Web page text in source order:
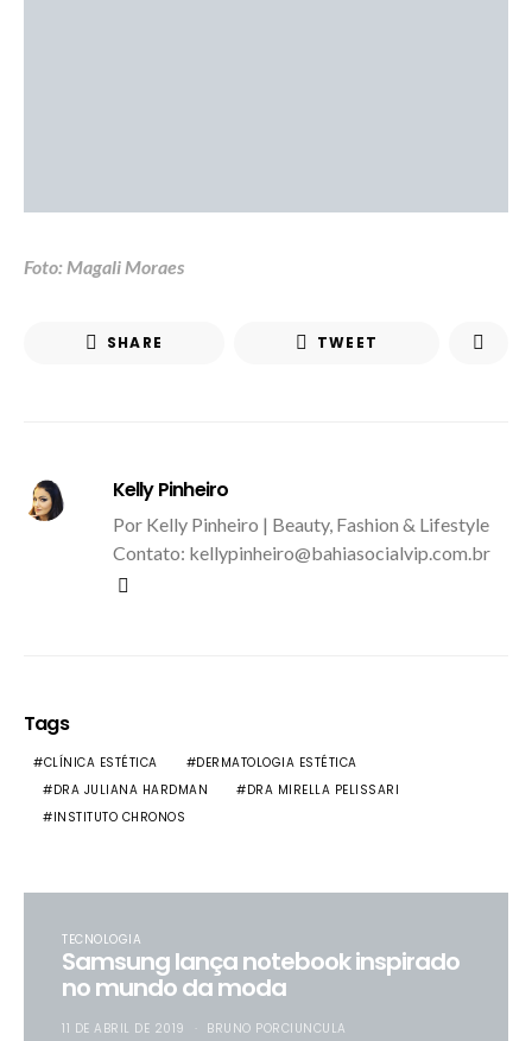
Foto: Magali Moraes
SHARE TWEET
Kelly Pinheiro
Por Kelly Pinheiro | Beauty, Fashion & Lifestyle
Contato: kellypinheiro@bahiasocialvip.com.br
Tags
CLÍNICA ESTÉTICA
DERMATOLOGIA ESTÉTICA
DRA JULIANA HARDMAN
DRA MIRELLA PELISSARI
INSTITUTO CHRONOS
TECNOLOGIA
Samsung lança notebook inspirado
no mundo da moda
11 DE ABRIL DE 2019 BRUNO PORCIUNCULA